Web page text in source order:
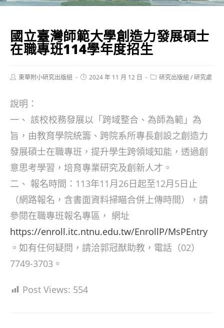
國立臺灣師範大學創造力發展碩士
在職專班114學年度招生
Post東華附小研究出版組
Post2024 年 11 月 12 日
Post研究出版組 /研究處
說明：
一、 該校校務發展以「跨域整合、為師為範」為
旨，由教育學院統籌、跨院系所專長創設之創造力
發展碩士在職專班，提升學生跨領域知能，透過創
意思考學習，培育專業研究及創新人才。
二、 報名時間：113年11月26日起至12月5日止
（網路報名，含書面資料掃瞄合併上傳時間），請
參閱在職專班報名專區， 網址
https://enroll.itc.ntnu.edu.tw/EnrollP/MsPEntry
。如有任何疑問，請洽郭冠猷助教，電話（02）
7749-3703。
Post Views: 554